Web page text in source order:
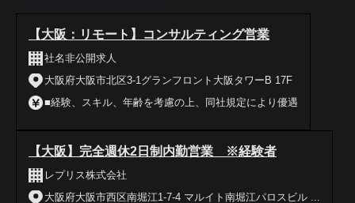
【大阪：リモート】コンサルティング営業
社名非公開求人
大阪府大阪市北区3-1グランフロント大阪タワーB 17F
■経験、スキル、年齢を考慮の上、同社規定により優遇
【大阪】完全週休2日制内勤営業 ※経験者
レプリス株式会社
大阪府大阪市西区南堀江1-7-4 マルイト南堀江パロスビル ...